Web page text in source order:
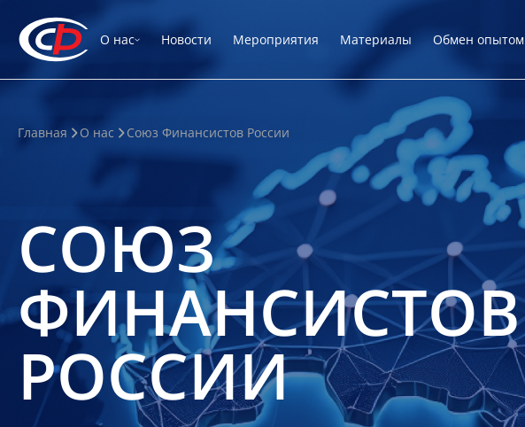
О нас Новости Мероприятия Материалы Обмен опытом
Главная О нас Союз Финансистов России
СОЮЗ
ФИНАНСИСТОВ
РОССИИ